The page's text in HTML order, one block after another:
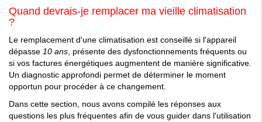
Quand devrais-je remplacer ma vieille climatisation
?
Le remplacement d'une climatisation est conseillé si l'appareil
dépasse 10 ans, présente des dysfonctionnements fréquents ou
si vos factures énergétiques augmentent de manière significative.
Un diagnostic approfondi permet de déterminer le moment
opportun pour procéder à ce changement.
Dans cette section, nous avons compilé les réponses aux
questions les plus fréquentes afin de vous guider dans l'utilisation